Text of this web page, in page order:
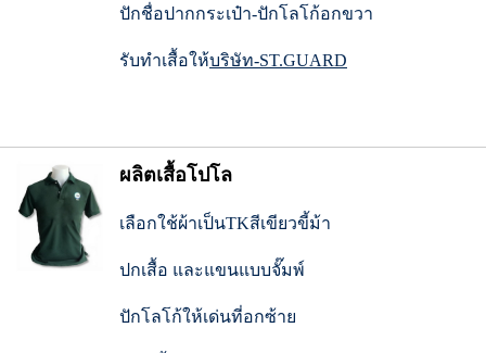
ปักชื่อปากกระเป๋า-ปักโลโก้อกขวา
รับทำเสื้อให้บริษัท-ST.GUARD
ผลิตเสื้อโปโล
เลือกใช้ผ้าเป็นTKสีเขียวขี้ม้า
ปกเสื้อ และแขนแบบจั๊มพ์
ปักโลโก้ให้เด่นที่อกซ้าย